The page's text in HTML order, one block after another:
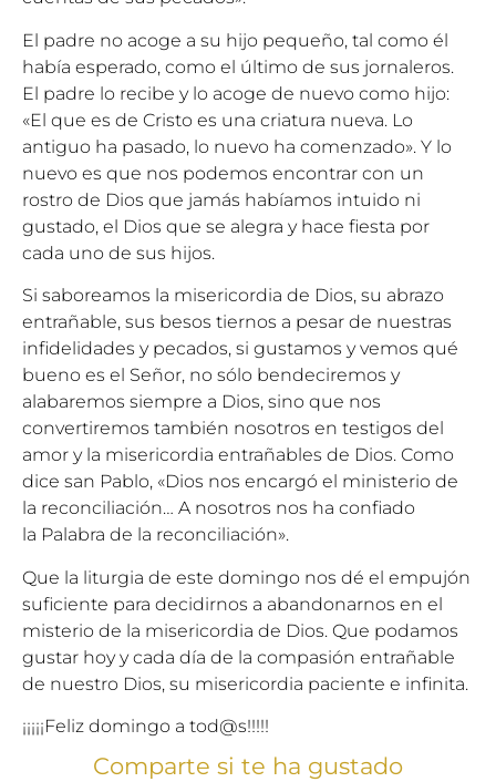
El padre no acoge a su hijo pequeño, tal como él
había esperado, como el último de sus jornaleros.
El padre lo recibe y lo acoge de nuevo como hijo:
«El que es de Cristo es una criatura nueva. Lo
antiguo ha pasado, lo nuevo ha comenzado». Y lo
nuevo es que nos podemos encontrar con un
rostro de Dios que jamás habíamos intuido ni
gustado, el Dios que se alegra y hace fiesta por
cada uno de sus hijos.
Si saboreamos la misericordia de Dios, su abrazo
entrañable, sus besos tiernos a pesar de nuestras
infidelidades y pecados, si gustamos y vemos qué
bueno es el Señor, no sólo bendeciremos y
alabaremos siempre a Dios, sino que nos
convertiremos también nosotros en testigos del
amor y la misericordia entrañables de Dios. Como
dice san Pablo, «Dios nos encargó el ministerio de
la reconciliación… A nosotros nos ha confiado
la Palabra de la reconciliación».
Que la liturgia de este domingo nos dé el empujón
suficiente para decidirnos a abandonarnos en el
misterio de la misericordia de Dios. Que podamos
gustar hoy y cada día de la compasión entrañable
de nuestro Dios, su misericordia paciente e infinita.
¡¡¡¡¡Feliz domingo a tod@s!!!!!
Comparte si te ha gustado